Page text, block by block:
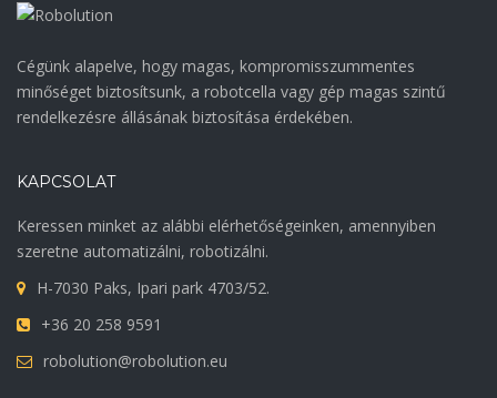
Cégünk alapelve, hogy magas, kompromisszummentes
minőséget biztosítsunk, a robotcella vagy gép magas szintű
rendelkezésre állásának biztosítása érdekében.
KAPCSOLAT
Keressen minket az alábbi elérhetőségeinken, amennyiben
szeretne automatizálni, robotizálni.
H-7030 Paks, Ipari park 4703/52.
+36 20 258 9591
robolution@robolution.eu